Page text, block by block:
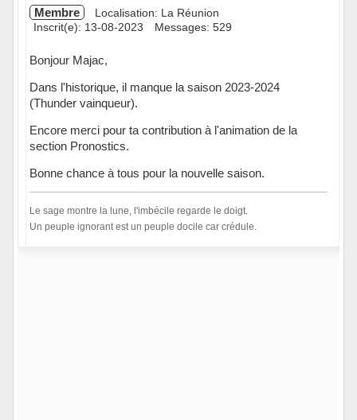
Membre
Localisation: La Réunion
Inscrit(e): 13-08-2023
Messages: 529
Bonjour Majac,
Dans l'historique, il manque la saison 2023-2024
(Thunder vainqueur).
Encore merci pour ta contribution à l'animation de la
section Pronostics.
Bonne chance à tous pour la nouvelle saison.
Le sage montre la lune, l'imbécile regarde le doigt.
Un peuple ignorant est un peuple docile car crédule.